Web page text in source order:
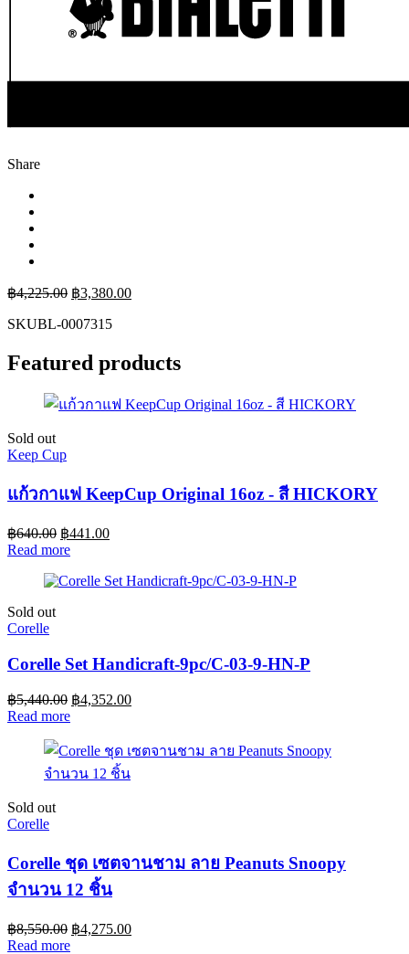
Share
฿4,225.00 ฿3,380.00
SKUBL-0007315
Featured products
Sold out
Keep Cup
แก้วกาแฟ KeepCup Original 16oz - สี HICKORY
฿640.00 ฿441.00
Read more
Sold out
Corelle
Corelle Set Handicraft-9pc/C-03-9-HN-P
฿5,440.00 ฿4,352.00
Read more
Sold out
Corelle
Corelle ชุด เซตจานชาม ลาย Peanuts Snoopy
จำนวน 12 ชิ้น
฿8,550.00 ฿4,275.00
Read more